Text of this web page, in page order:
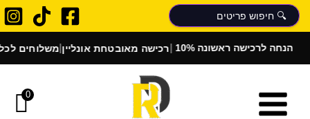
דילוג
לתוכן
משלוחים לכל|רכישה מאובטחת אונליין| 10% הנחה לרכישה ראשונה
0
הפריט
העדכני